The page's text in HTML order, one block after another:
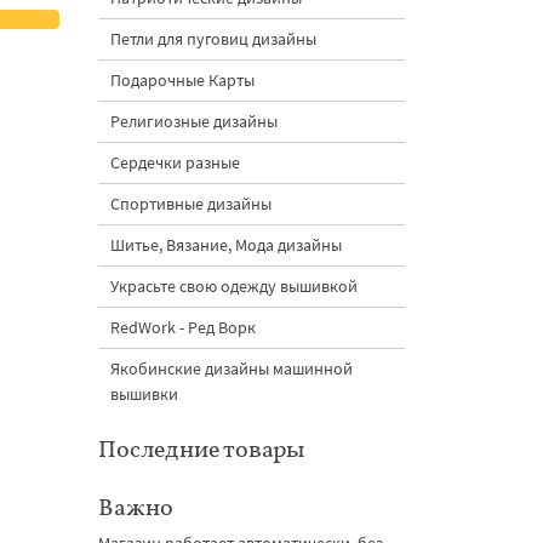
Петли для пуговиц дизайны
Подарочные Карты
Религиозные дизайны
Сердечки разные
Спортивные дизайны
Шитье, Вязание, Мода дизайны
Украсьте свою одежду вышивкой
RedWork - Ред Ворк
Якобинские дизайны машинной
вышивки
Последние товары
Важно